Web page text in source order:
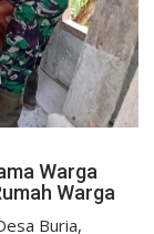
Warga
Warga
Buria,